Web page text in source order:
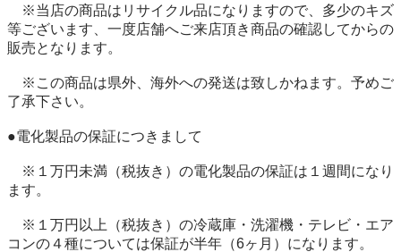
※当店の商品はリサイクル品になりますので、多少のキズ
等ございます、一度店舗へご来店頂き商品の確認してからの
販売となります。
※この商品は県外、海外への発送は致しかねます。予めご
了承下さい。
●電化製品の保証につきまして
※１万円未満（税抜き）の電化製品の保証は１週間になり
ます。
※１万円以上（税抜き）の冷蔵庫・洗濯機・テレビ・エア
コンの４種については保証が半年（6ヶ月）になります。